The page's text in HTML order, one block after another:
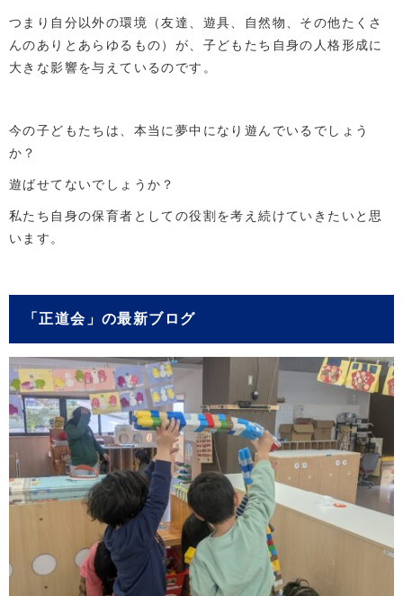
つまり自分以外の環境（友達、遊具、自然物、その他たくさ
んのありとあらゆるもの）が、子どもたち自身の人格形成に
大きな影響を与えているのです。
今の子どもたちは、本当に夢中になり遊んでいるでしょう
か？
遊ばせてないでしょうか？
私たち自身の保育者としての役割を考え続けていきたいと思
います。
「正道会」の最新ブログ